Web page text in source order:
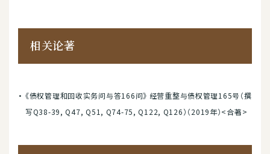
相关论著
《债权管理和回收实务问与答166问》 经营重整与债权管理165号（撰
写Q38-39, Q47, Q51, Q74-75, Q122, Q126）（2019年）<合著>